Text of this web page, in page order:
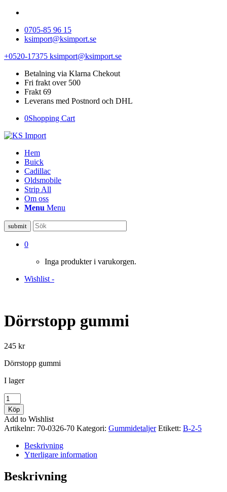
0705-85 96 15
ksimport@ksimport.se
+0520-17375 ksimport@ksimport.se
Betalning via Klarna Chekout
Fri frakt over 500
Frakt 69
Leverans med Postnord och DHL
0Shopping Cart
Hem
Buick
Cadillac
Oldsmobile
Strip All
Om oss
Menu Menu
0
Inga produkter i varukorgen.
Wishlist -
Dörrstopp gummi
245 kr
Dörrstopp gummi
I lager
Dörrstopp
gummi
mängd
Köp
Add to Wishlist
Artikelnr: 70-0326-70 Kategori: Gummidetaljer Etikett: B-2-5
Beskrivning
Ytterligare information
Beskrivning